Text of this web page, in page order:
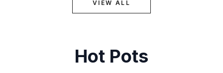
VIEW ALL
Hot Pots